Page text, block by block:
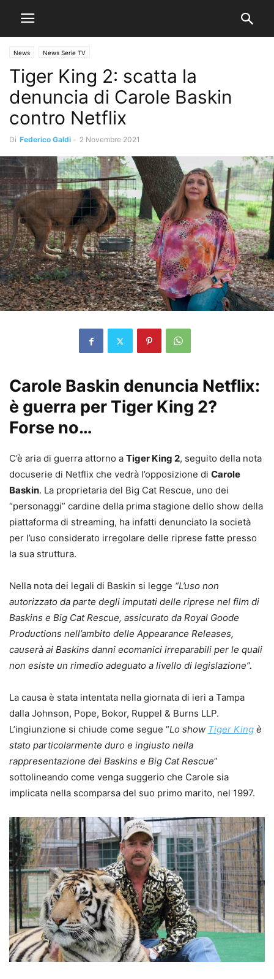
News News Serie TV
Tiger King 2: scatta la
denuncia di Carole Baskin
contro Netflix
Di Federico Galdi - 2 Novembre 2021
Carole Baskin denuncia Netflix:
è guerra per Tiger King 2?
Forse no…
C’è aria di guerra attorno a Tiger King 2, seguito della nota
docuserie di Netflix che vedrà l’opposizione di Carole
Baskin. La proprietaria del Big Cat Rescue, uno dei
“personaggi” cardine della prima stagione dello show della
piattaforma di streaming, ha infatti denunciato la società
per l’uso considerato irregolare delle riprese fatte presso
la sua struttura.
Nella nota dei legali di Baskin si legge “L’uso non
autorizzato da parte degli imputati delle riprese nel film di
Baskins e Big Cat Rescue, assicurato da Royal Goode
Productions nell’ambito delle Appearance Releases,
causerà ai Baskins danni ecomanici irreparabili per le quali
non esiste un rimedio adeguato a livello di legislazione”.
La causa è stata intentata nella giornata di ieri a Tampa
dalla Johnson, Pope, Bokor, Ruppel & Burns LLP.
L’ingiunzione si chiude come segue “Lo show Tiger King è
stato particolarmente duro e ingiusto nella
rappresentazione dei Baskins e Big Cat Rescue”
sottolineando come venga suggerio che Carole sia
implicata nella scomparsa del suo primo marito, nel 1997.